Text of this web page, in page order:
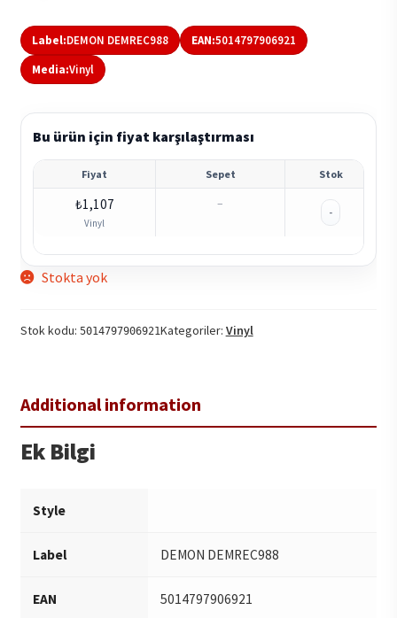
Label:DEMON DEMREC988 EAN:5014797906921
Media:Vinyl
Bu ürün için fiyat karşılaştırması
Fiyat Sepet Stok
₺1,107
Vinyl
–
-
Stokta yok
Stok kodu: 5014797906921Kategoriler: Vinyl
Ek Bilgi
Style
Label DEMON DEMREC988
EAN 5014797906921